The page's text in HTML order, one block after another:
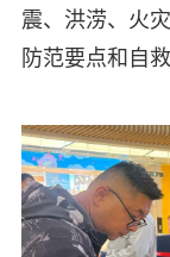
震、洪涝、火
防范要点和自